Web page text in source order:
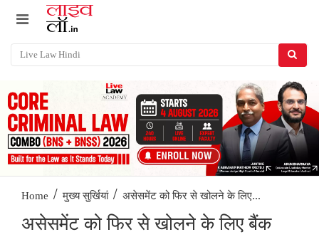
Home / मुख्य सुर्खियां / असेसमेंट को फिर से खोलने के लिए...
असेसमेंट को फिर से खोलने के लिए बैंक